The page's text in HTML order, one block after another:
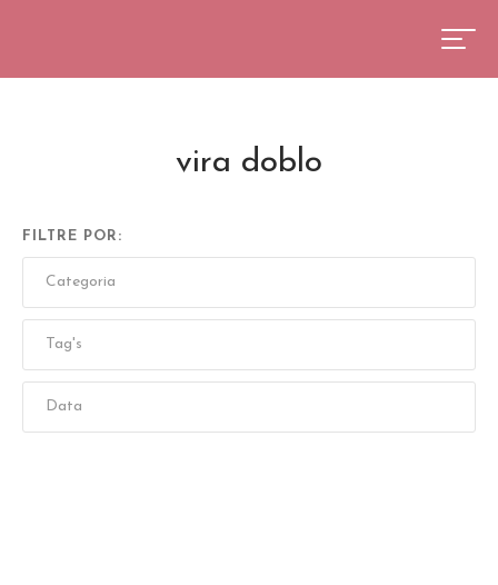
vira doblo
FILTRE POR: